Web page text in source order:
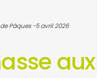
Pâques -5 avril 2026
aux